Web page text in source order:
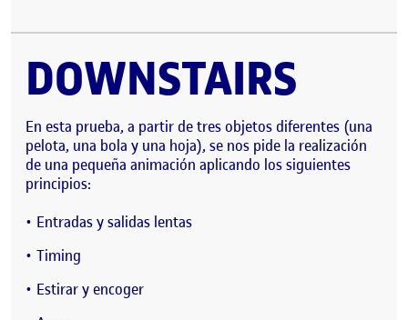
DOWNSTAIRS
En esta prueba, a partir de tres objetos diferentes (una
pelota, una bola y una hoja), se nos pide la realización
de una pequeña animación aplicando los siguientes
principios:
Entradas y salidas lentas
Timing
Estirar y encoger